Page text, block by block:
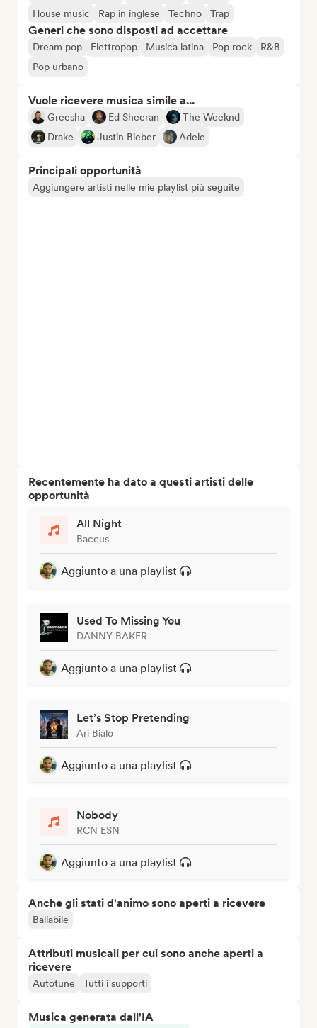
House music
Rap in inglese Techno Trap
Generi che sono disposti ad accettare
Dream pop Elettropop Musica latina Pop rock
R&B
Pop urbano
Vuole ricevere musica simile a...
Greesha Ed Sheeran
The Weeknd
Drake
Justin Bieber Adele
Principali opportunità
Aggiungere artisti nelle mie playlist più seguite
Recentemente ha dato a questi artisti delle
opportunità
All Night
Baccus
Aggiunto a una playlist
Used To Missing You
DANNY BAKER
Aggiunto a una playlist
Let’s Stop Pretending
Ari Bialo
Aggiunto a una playlist
Nobody
RCN ESN
Aggiunto a una playlist
Anche gli stati d'animo sono aperti a ricevere
Ballabile
Attributi musicali per cui sono anche aperti a
ricevere
Autotune Tutti i supporti
Musica generata dall'IA